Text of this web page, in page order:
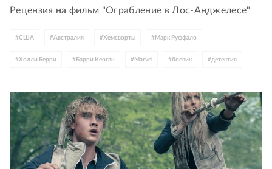
Рецензия на фильм "Ограбление в Лос-Анджелесе"
#США #Австралия #Хемсворты # Марк Руффало
#Холли Берри # Барри Кеоган # Marvel #боевик #детектив